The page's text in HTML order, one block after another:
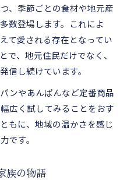
、季節ごとの食材や地元産
数登場します。これによ
て愛される存在となってい
で、地元住民だけでなく、
信し続けています。
ンやあんぱんなど定番商品
広く試してみることをおす
もに、地域の温かさを感じ
です。
族の物語